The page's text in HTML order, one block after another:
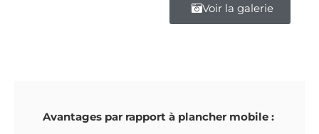
Voir la galerie
Avantages par rapport à plancher mobile :